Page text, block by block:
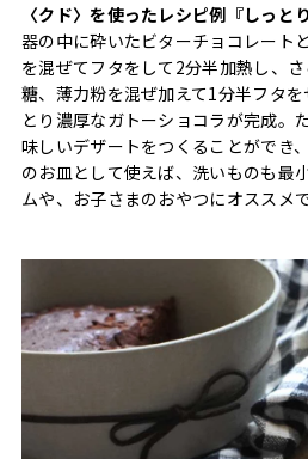
〈クド〉を使ったレシピ例『しっと
器の中に砕いたビターチョコレート
を混ぜてフタをして2分半加熱し、
糖、薄力粉を混ぜ加えて1分半フタ
とり濃厚なガトーショコラが完成。
味しいデザートをつくることができ
のお皿として使えば、洗いものも最
ムや、お子さまのおやつにオススメで